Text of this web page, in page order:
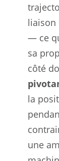
liaison
— ce
sa
côté
la
une